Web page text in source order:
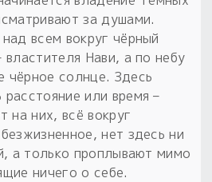
за душами.
всем вокруг чёрный
властителя Нави, а по небу
чёрное солнце. Здесь
или время –
на них, всё вокруг
нет здесь ни
а только проплывают мимо
ничего о себе.